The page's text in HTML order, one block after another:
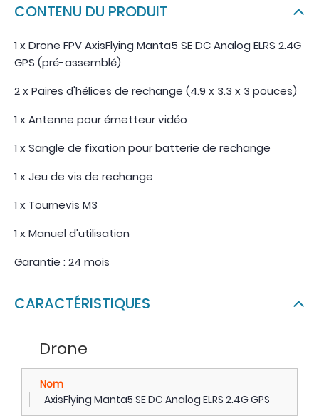
CONTENU DU PRODUIT
1 x Drone FPV AxisFlying Manta5 SE DC Analog ELRS 2.4G
GPS (pré-assemblé)
2 x Paires d'hélices de rechange (4.9 x 3.3 x 3 pouces)
1 x Antenne pour émetteur vidéo
1 x Sangle de fixation pour batterie de rechange
1 x Jeu de vis de rechange
1 x Tournevis M3
1 x Manuel d'utilisation
Garantie : 24 mois
CARACTÉRISTIQUES
Drone
Nom
AxisFlying Manta5 SE DC Analog ELRS 2.4G GPS